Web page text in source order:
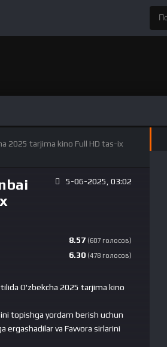
2025 tarjima kino Full HD tas-ix
5-06-2025, 03:02
8.57 (607 голосов)
6.30 (478 голосов)
O'zbekcha 2025 tarjima kino
topishga yordam berish uchun
ergashadilar va Favvora sirlarini